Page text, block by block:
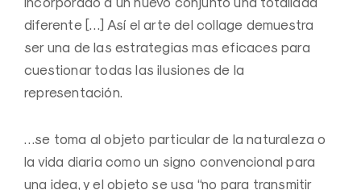
diferente […] Así el arte del collage demuestra
ser una de las estrategias mas eficaces para
cuestionar todas las ilusiones de la
representación.
…se toma al objeto particular de la naturaleza o
la vida diaria como un signo convencional para
una idea, y el objeto se usa “no para transmitir